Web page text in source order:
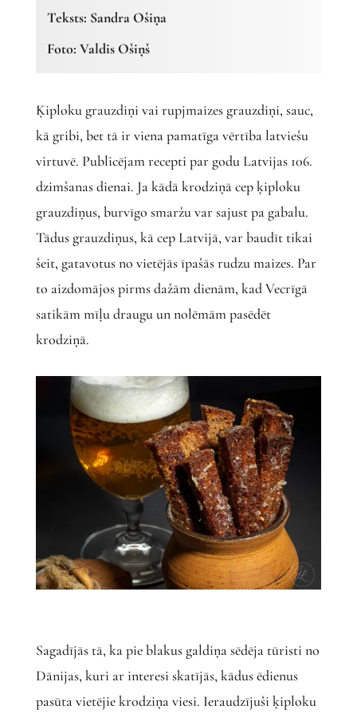
Teksts: Sandra Ošiņa
Foto: Valdis Ošiņš
Ķiploku grauzdiņi vai rupjmaizes grauzdiņi, sauc,
kā gribi, bet tā ir viena pamatīga vērtība latviešu
virtuvē. Publicējam recepti par godu Latvijas 106.
dzimšanas dienai. Ja kādā krodziņā cep ķiploku
grauzdiņus, burvīgo smaržu var sajust pa gabalu.
Tādus grauzdiņus, kā cep Latvijā, var baudīt tikai
šeit, gatavotus no vietējās īpašās rudzu maizes. Par
to aizdomājos pirms dažām dienām, kad Vecrīgā
satikām mīļu draugu un nolēmām pasēdēt
krodziņā.
Sagadījās tā, ka pie blakus galdiņa sēdēja tūristi no
Dānijas, kuri ar interesi skatījās, kādus ēdienus
pasūta vietējie krodziņa viesi. Ieraudzījuši ķiploku